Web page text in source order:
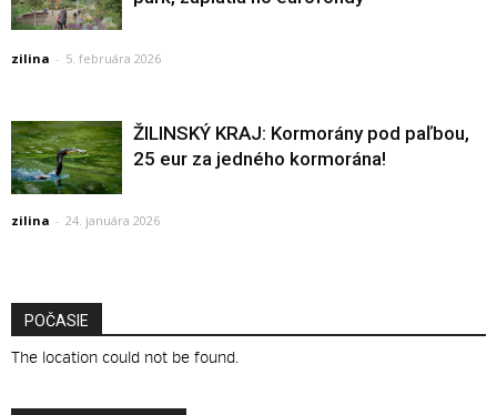
zilina - 5. februára 2026
ŽILINSKÝ KRAJ: Kormorány pod paľbou,
25 eur za jedného kormorána!
zilina - 24. januára 2026
POČASIE
The location could not be found.